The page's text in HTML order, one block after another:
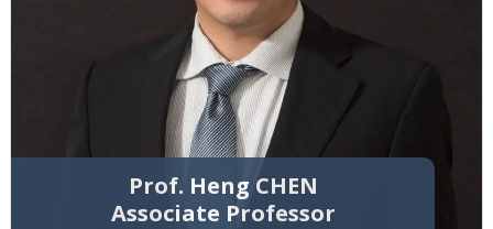
Prof. Heng CHEN
Associate Professor